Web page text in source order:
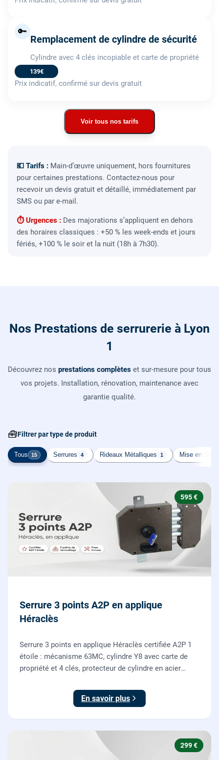
🔑
Remplacement de cylindre de sécurité
Cylindre avec 4 clés incopiable et carte de propriété
139€
Prix indicatif, confirmé sur devis gratuit
Voir tous nos tarifs
💶 Tarifs : Main-d’œuvre uniquement, hors fournitures
pour certaines prestations. Contactez-nous pour
recevoir un devis gratuit et détaillé, immédiatement par
SMS ou par e-mail.
⏱ Urgences : Des majorations s’appliquent en dehors
des horaires classiques : +50 % les week-ends et jours
fériés, +100 % le soir et la nuit (18h à 7h30).
Nos Prestations de serrurerie à Lyon
1
Découvrez nos prestations complètes et sur-mesure pour tous
vos projets. Installation, rénovation, maintenance avec
garantie qualité.
🧰Filtrer par type de produit
Tous 15 Serrures 4 Rideaux Métalliques 1 Mise en
595 €
Serrure 3 points A2P en applique
Héraclès
Serrure 3 points en applique Héraclès certifiée A2P 1
étoile : mécanisme 63MC, cylindre Y8 avec carte de
propriété et 4 clés, protecteur de cylindre en acier
renforcer une porte d'entrée existante.
En savoir plus
299 €